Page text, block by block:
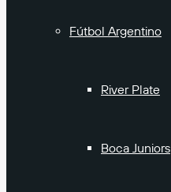
Fútbol Argentino
River Plate
Boca Juniors